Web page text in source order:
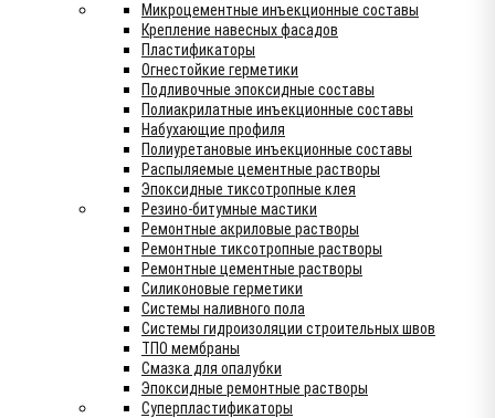
Микроцементные инъекционные составы
Крепление навесных фасадов
Пластификаторы
Огнестойкие герметики
Подливочные эпоксидные составы
Полиакрилатные инъекционные составы
Набухающие профиля
Полиуретановые инъекционные составы
Распыляемые цементные растворы
Эпоксидные тиксотропные клея
Резино-битумные мастики
Ремонтные акриловые растворы
Ремонтные тиксотропные растворы
Ремонтные цементные растворы
Силиконовые герметики
Системы наливного пола
Системы гидроизоляции строительных швов
ТПО мембраны
Смазка для опалубки
Эпоксидные ремонтные растворы
Суперпластификаторы